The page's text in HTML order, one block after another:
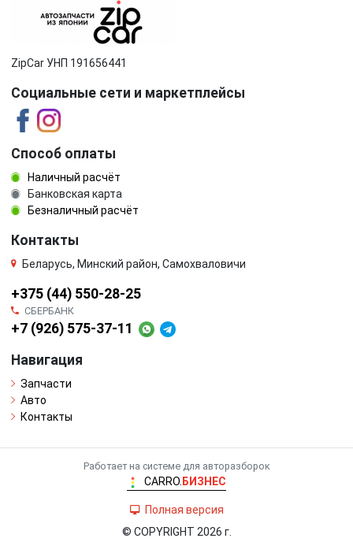
ZipCar УНП 191656441
Социальные сети и маркетплейсы
Способ оплаты
Наличный расчёт
Банковская карта
Безналичный расчёт
Контакты
Беларусь, Минский район, Самохваловичи
+375 (44) 550-28-25
СБЕРБАНК
+7 (926) 575-37-11
Навигация
Запчасти
Авто
Контакты
Работает на системе для авторазборок
CARRO. БИЗНЕС
Полная версия
© COPYRIGHT 2026 г.